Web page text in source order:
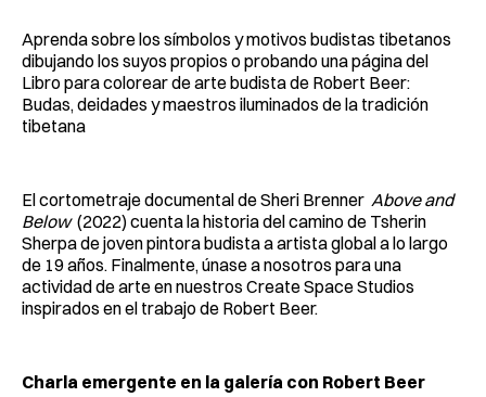
Aprenda sobre los símbolos y motivos budistas tibetanos
dibujando los suyos propios o probando una página del
Libro para colorear de arte budista de Robert Beer:
Budas, deidades y maestros iluminados de la tradición
tibetana
El cortometraje documental de Sheri Brenner Above and
Below(2022) cuenta la historia del camino de Tsherin
Sherpa de joven pintora budista a artista global a lo largo
de 19 años. Finalmente, únase a nosotros para una
actividad de arte en nuestros Create Space Studios
inspirados en el trabajo de Robert Beer.
Charla emergente en la galería con Robert Beer